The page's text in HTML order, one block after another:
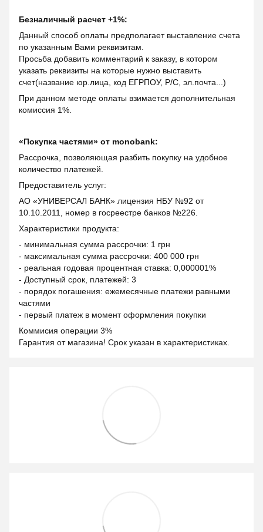
Безналичный расчет +1%:
Данный способ оплаты предполагает выставление счета
по указанным Вами реквизитам.
Просьба добавить комментарий к заказу, в котором
указать реквизиты на которые нужно выставить
счет(название юр.лица, код ЕГРПОУ, Р/С, эл.почта...)
При данном методе оплаты взимается дополнительная
комиссия 1%.
«Покупка частями» от monobank:
Рассрочка, позволяющая разбить покупку на удобное
количество платежей.
Предоставитель услуг:
АО «УНИВЕРСАЛ БАНК» лицензия НБУ №92 от
10.10.2011, номер в госреестре банков №226.
Характеристики продукта:
- минимальная сумма рассрочки: 1 грн
- максимальная сумма рассрочки: 400 000 грн
- реальная годовая процентная ставка: 0,000001%
- Доступный срок, платежей: 3
- порядок погашения: ежемесячные платежи равными
частями
- первый платеж в момент оформления покупки
Коммисия операции 3%
Гарантия от магазина! Срок указан в характеристиках.